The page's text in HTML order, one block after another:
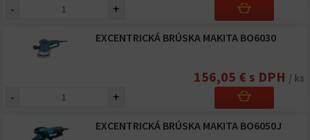
- +
EXCENTRICKÁ BRÚSKA MAKITA BO6030
156,05 € s DPH / ks
- +
EXCENTRICKÁ BRÚSKA MAKITA BO6050J